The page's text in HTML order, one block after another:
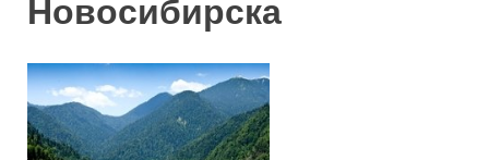
Новосибирска